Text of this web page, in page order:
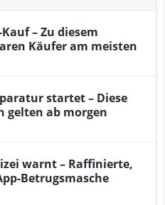
– Zu diesem
Käufer am meisten
startet – Diese
gelten ab morgen
warnt – Raffinierte,
Betrugsmasche